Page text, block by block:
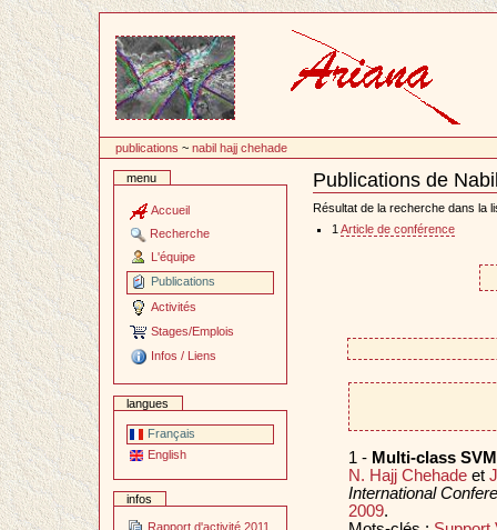
contenu
publications ~nabil hajj chehade
menu
Accueil
Recherche
L'équipe
Publications
Activités
Stages/Emplois
Infos / Liens
langues
Français
English
infos
Rapport d'activité 2011
Publications de
Document
Actions
Résultat de la recherche dans la
1 Article de conférence
1 - Multi-class
N. Hajj Chehadeet
International
2009.